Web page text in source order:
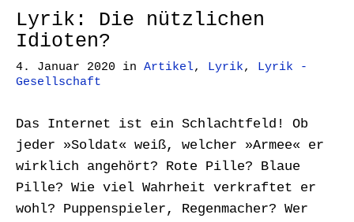
Lyrik: Die nützlichen
Idioten?
4. Januar 2020 in Artikel, Lyrik, Lyrik -
Gesellschaft
Das Internet ist ein Schlachtfeld! Ob
jeder »Soldat« weiß, welcher »Armee« er
wirklich angehört? Rote Pille? Blaue
Pille? Wie viel Wahrheit verkraftet er
wohl? Puppenspieler, Regenmacher? Wer